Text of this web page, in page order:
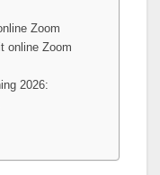
Zoom
online Zoom
2026: